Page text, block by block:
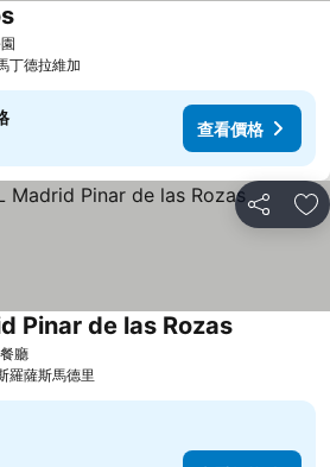
丁德拉維加
查看價格
分享 加
廳
Pinar de las Rozas
羅薩斯馬德里